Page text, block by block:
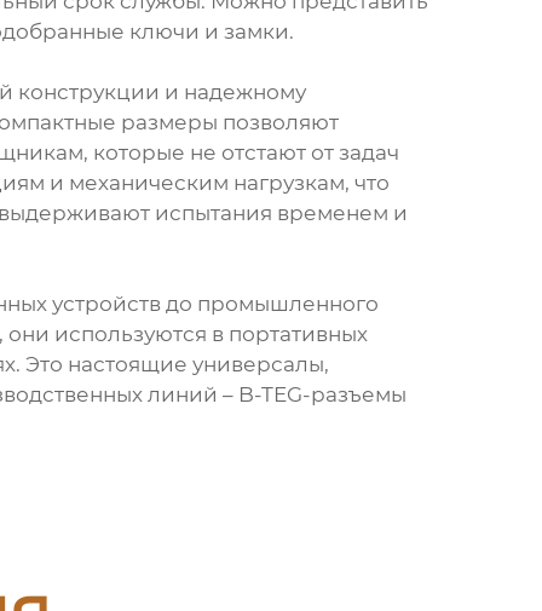
ключи и замки.
конструкции и надежному
размеры позволяют
которые не отстают от задач
и механическим нагрузкам, что
испытания временем и
устройств до промышленного
используются в портативных
Это настоящие универсалы,
линий – B-TEG-разъемы